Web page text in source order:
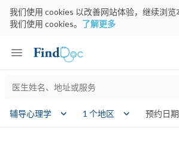
我们使用 cookies 以改善网站体验，继续浏览
我们使用 cookies。 了解更多
Keyword
辅导心理学 1 个地区 预约日期